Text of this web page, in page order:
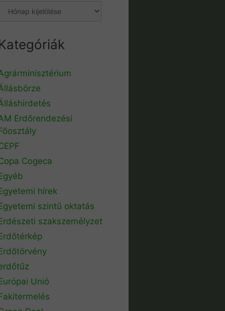
Erdőrendezési
Cogeca
hírek
szintű oktatás
szakszemélyzet
Unió